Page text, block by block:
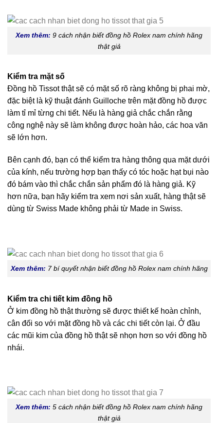
Xem thêm: 9 cách nhận biết đồng hồ Rolex nam chính hãng
thật giả
Kiểm tra mặt số
Đồng hồ Tissot thật sẽ có mặt số rõ ràng không bị phai mờ,
đặc biệt là kỹ thuật đánh Guilloche trên mặt đồng hồ được
làm tỉ mỉ từng chi tiết. Nếu là hàng giả chắc chắn rằng
công nghệ này sẽ làm không được hoàn hảo, các hoa văn
sẽ lớn hơn.
Bên cạnh đó, bạn có thể kiểm tra hàng thông qua mặt dưới
của kính, nếu trường hợp bạn thấy có tóc hoặc hạt bụi nào
đó bám vào thì chắc chắn sản phẩm đó là hàng giả. Kỹ
hơn nữa, bạn hãy kiểm tra xem nơi sản xuất, hàng thật sẽ
dùng từ Swiss Made không phải từ Made in Swiss.
Xem thêm: 7 bí quyết nhận biết đồng hồ Rolex nam chính hãng
Kiểm tra chi tiết kim đồng hồ
Ở kim đồng hồ thật thường sẽ được thiết kế hoàn chỉnh,
cân đối so với mặt đồng hồ và các chi tiết còn lại. Ở đầu
các mũi kim của đồng hồ thật sẽ nhọn hơn so với đồng hồ
nhái.
Xem thêm: 5 cách nhận biết đồng hồ Rolex nam chính hãng
thật giả